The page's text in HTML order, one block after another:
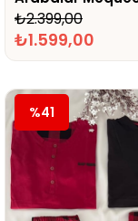
₺1.599,00
₺2.399,00
%41